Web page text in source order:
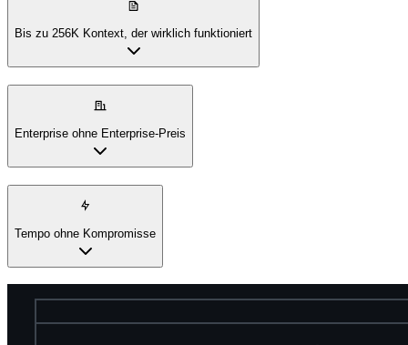
Bis zu 256K Kontext, der wirklich funktioniert
Enterprise ohne Enterprise‑Preis
Tempo ohne Kompromisse